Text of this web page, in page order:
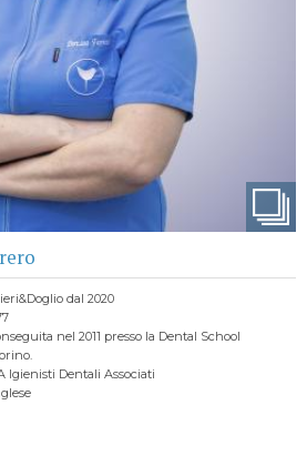
dal 2020
nel 2011 presso la Dental School
Igienisti Dentali Associati